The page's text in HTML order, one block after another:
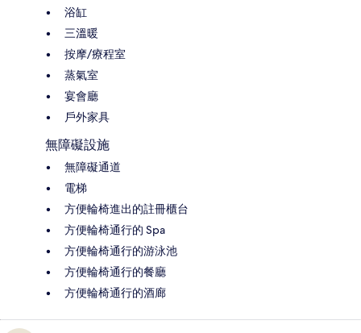
浴缸
三溫暖
按摩/療程室
蒸氣室
宴會廳
戶外家具
無障礙設施
無障礙通道
電梯
方便輪椅進出的註冊櫃台
方便輪椅通行的 Spa
方便輪椅通行的游泳池
方便輪椅通行的餐廳
方便輪椅通行的酒廊